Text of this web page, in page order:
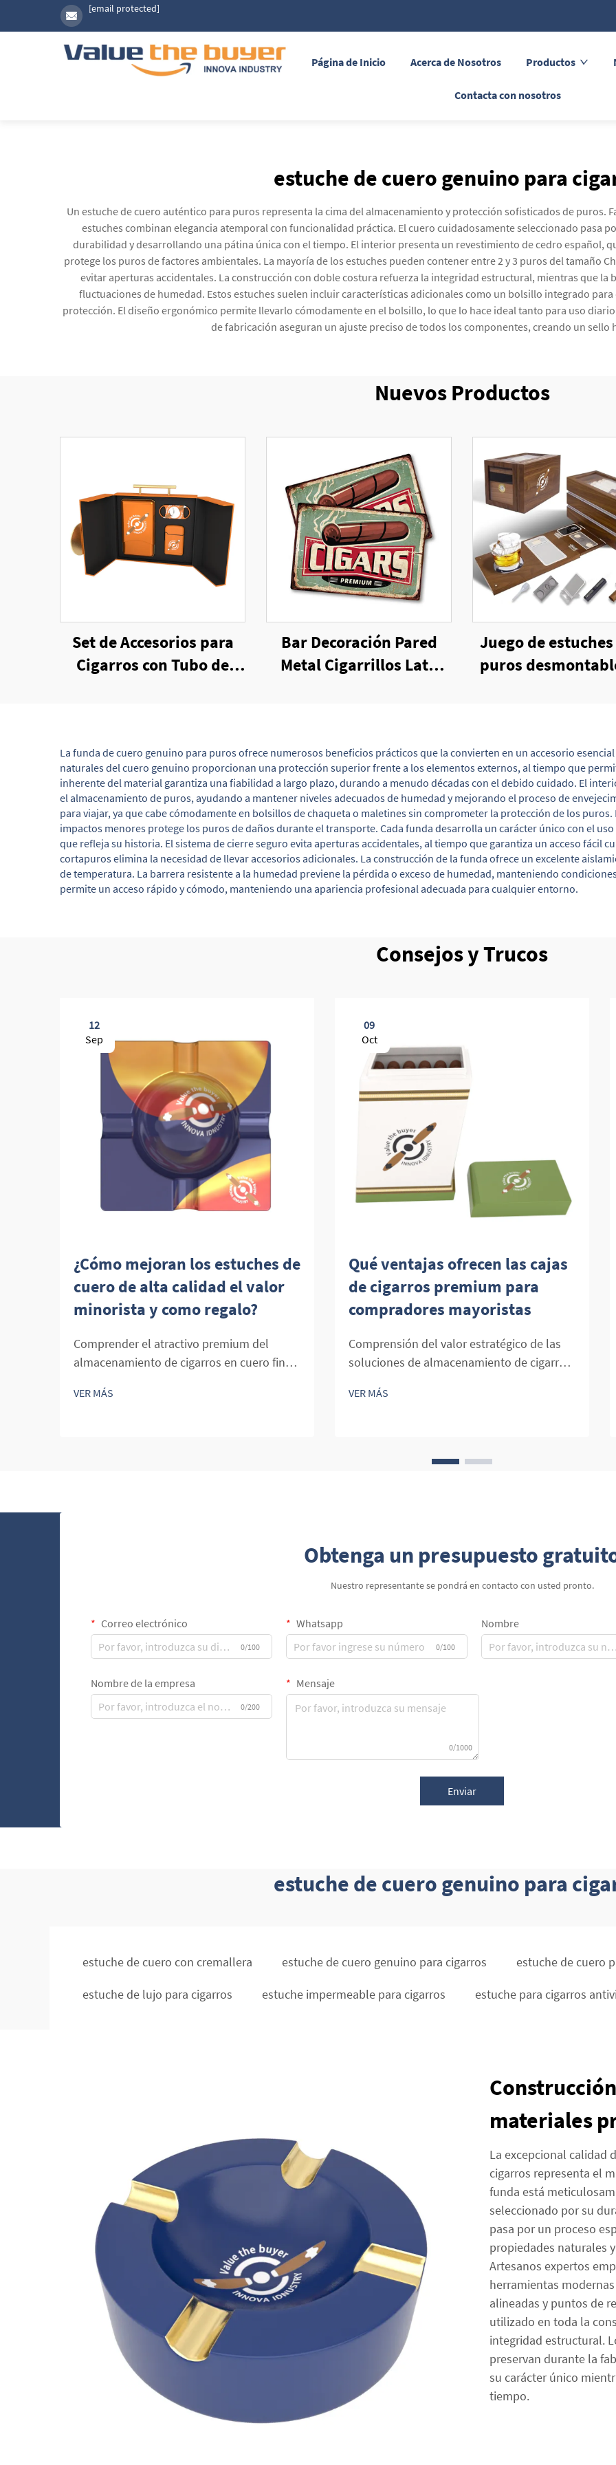
[email protected]
Página de Inicio Acerca de Nosotros Productos
Contacta con nosotros
estuche de cuero genuino para
Un estuche de cuero auténtico para puros representa la cima del almacenamiento y protección sofisticados de puros.
estuches combinan elegancia atemporal con funcionalidad práctica. El cuero cuidadosamente seleccionado pasa
durabilidad y desarrollando una pátina única con el tiempo. El interior presenta un revestimiento de cedro español,
protege los puros de factores ambientales. La mayoría de los estuches pueden contener entre 2 y 3 puros del tamaño
evitar aperturas accidentales. La construcción con doble costura refuerza la integridad estructural, mientras que la
fluctuaciones de humedad. Estos estuches suelen incluir características adicionales como un bolsillo integrado
protección. El diseño ergonómico permite llevarlo cómodamente en el bolsillo, lo que lo hace ideal tanto para uso
de fabricación aseguran un ajuste preciso de todos los componentes, creando un sello
Nuevos Productos
Set de Accesorios para
Cigarros con Tubo de
Bar Decoración Pared
Metal Cigarrillos Lata
Juego de
puros
La funda de cuero genuino para puros ofrece numerosos beneficios prácticos que la convierten en un accesorio
naturales del cuero genuino proporcionan una protección superior frente a los elementos externos, al tiempo que
inherente del material garantiza una fiabilidad a largo plazo, durando a menudo décadas con el debido cuidado. El
el almacenamiento de puros, ayudando a mantener niveles adecuados de humedad y mejorando el proceso de
para viajar, ya que cabe cómodamente en bolsillos de chaqueta o maletines sin comprometer la protección de los
impactos menores protege los puros de daños durante el transporte. Cada funda desarrolla un carácter único con el
que refleja su historia. El sistema de cierre seguro evita aperturas accidentales, al tiempo que garantiza un acceso fácil
cortapuros elimina la necesidad de llevar accesorios adicionales. La construcción de la funda ofrece un excelente
de temperatura. La barrera resistente a la humedad previene la pérdida o exceso de humedad, manteniendo
permite un acceso rápido y cómodo, manteniendo una apariencia profesional adecuada para cualquier entorno.
Consejos y Trucos
12
Sep
¿Cómo mejoran los estuches de
cuero de alta calidad el valor
minorista y como regalo?
Comprender el atractivo premium del
almacenamiento de cigarros en cuero fino
intrínsecamente vinculado al lujo, la
VER MÁS
09
Oct
Qué ventajas ofrecen las cajas
de cigarros premium para
compradores mayoristas
Comprensión del valor estratégico de las
soluciones de almacenamiento de cigarros
cigarros continúa evolucionando, y las
distribuidores y minoristas serios. Estas
VER MÁS
Obtenga un presupuesto
Nuestro representante se pondrá en contacto con usted pronto.
Correo electrónico
0/100
Whatsapp
0/100
Nombre
Nombre de la empresa
0/200
Mensaje
0/1000
Enviar
estuche de cuero genuino para
estuche de cuero con cremallera estuche de cuero genuino para cigarros estuche de cuero
estuche de lujo para cigarros estuche impermeable para cigarros estuche para cigarros
materiales
La excepcional calidad
cigarros representa el
funda está
seleccionado por su
pasa por un proceso
propiedades naturales
Artesanos expertos
herramientas
alineadas y puntos de
utilizado en toda la
integridad estructural.
preservan durante la
su carácter único
tiempo.